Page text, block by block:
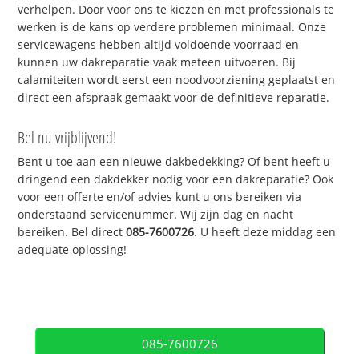
verhelpen. Door voor ons te kiezen en met professionals te
werken is de kans op verdere problemen minimaal. Onze
servicewagens hebben altijd voldoende voorraad en
kunnen uw dakreparatie vaak meteen uitvoeren. Bij
calamiteiten wordt eerst een noodvoorziening geplaatst en
direct een afspraak gemaakt voor de definitieve reparatie.
Bel nu vrijblijvend!
Bent u toe aan een nieuwe dakbedekking? Of bent heeft u
dringend een dakdekker nodig voor een dakreparatie? Ook
voor een offerte en/of advies kunt u ons bereiken via
onderstaand servicenummer. Wij zijn dag en nacht
bereiken. Bel direct085-7600726. U heeft deze middag een
adequate oplossing!
085-7600726